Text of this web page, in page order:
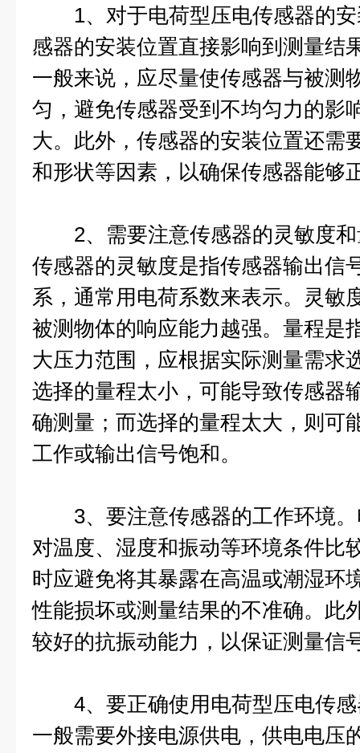
1、对于电荷型压电传感器的安
感器的安装位置直接影响到测量结
一般来说，应尽量使传感器与被测
匀，避免传感器受到不均匀力的影
大。此外，传感器的安装位置还需
和形状等因素，以确保传感器能够
2、需要注意传感器的灵敏度和
传感器的灵敏度是指传感器输出信
系，通常用电荷系数来表示。灵敏
被测物体的响应能力越强。量程是
大压力范围，应根据实际测量需求
选择的量程太小，可能导致传感器
确测量；而选择的量程太大，则可
工作或输出信号饱和。
3、要注意传感器的工作环境。
对温度、湿度和振动等环境条件比
时应避免将其暴露在高温或潮湿环
性能损坏或测量结果的不准确。此
较好的抗振动能力，以保证测量信
4、要正确使用电荷型压电传感
一般需要外接电源供电，供电电压